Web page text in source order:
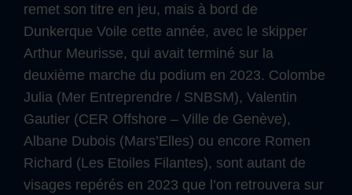
remet son titre en jeu, mais à bord de
Dunkerque Voile cette année, avec le skipper
Arthur Meurisse, qui avait terminé sur la
deuxième marche du podium en 2023. Colombe
Julia (Mer Entreprendre / SNBSM), Valentin
Gautier (CER Offshore – Ville de Genève),
Albane Dubois (Mars’Elles) ou encore Romen
Richard (Les Etoiles Filantes), sont autant de
visages repérés en 2023 que l’on retrouvera sur